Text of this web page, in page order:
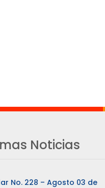
Noticias
No. 228 – Agosto 03 de